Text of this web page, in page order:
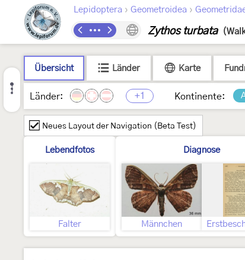
Lepidoptera › Geometroidea ›
Zythos turbata
Übersicht Länder Karte
Länder: +1 Kontinente:
Neues Layout der Navigation (Beta Test)
Lebendfotos
Falter
Diagnose
Männchen